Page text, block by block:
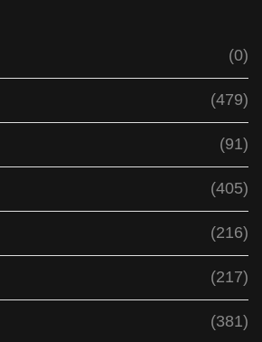
(0)
(479)
(91)
(405)
(216)
(217)
(381)